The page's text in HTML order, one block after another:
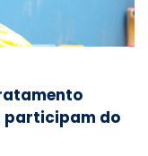
participam do